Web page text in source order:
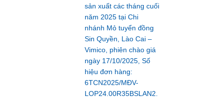
sản xuất các tháng cuối
năm 2025 tại Chi
nhánh Mỏ tuyển đồng
Sin Quyền, Lào Cai –
Vimico, phiên chào giá
ngày 17/10/2025, Số
hiệu đơn hàng:
6TCN2025/MĐV-
LOP24.00R35BSLAN2.